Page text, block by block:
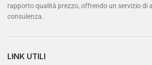
rapporto qualità prezzo, offrendo un servizio di
consulenza.
LINK UTILI